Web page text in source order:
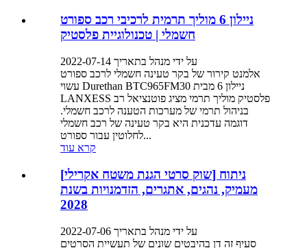
ניילון 6 מוליך תרמית לרכיבי רכב ספורט
חשמלי | טכנולוגיית פלסטיק
על ידי מנהל בתאריך 2022-07-14
אלמנט קירור של בקר טעינה חשמלי לרכב ספורט
עשוי Durethan BTC965FM30 ניילון 6 מבית
LANXESS פלסטיק מוליך תרמי מציג פוטנציאל רב
בניהול תרמי של מערכות הטענה לרכב חשמלי.
דוגמה עדכנית היא בקר טעינה של רכב חשמלי
לחלוטין עבור ספורט...
קרא עוד
[שוק סרטי הגנת משטח אקרילי] ניתוח
מעמיק, נהגים, אתגרים, הזדמנויות בשנת
2028
על ידי מנהל בתאריך 2022-07-06
סעיף זה דן בהיבטים שונים של תעשיית הסרטים